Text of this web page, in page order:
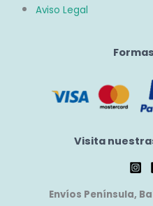
Aviso Legal
Visita
Envíos Península,